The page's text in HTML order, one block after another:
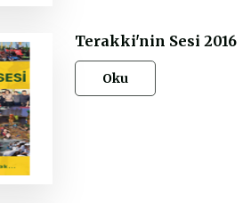
Terakki'nin Sesi 2016
Oku